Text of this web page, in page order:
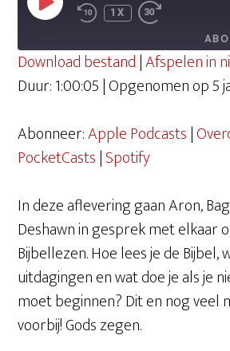
PLAY
EPISODE
1X
Apple Podcasts
RSS FEED
DELEN
LINK
Download bestand|Afspelen in
Duur: 1:00:05|Opgenomen op 5
Abonneer:Apple Podcasts|
PocketCasts|Spotify
In deze aflevering gaan Aron,
Deshawn in gesprek met elkaar
Bijbellezen. Hoe lees je de Bijbel,
uitdagingen en wat doe je als je
moet beginnen? Dit en nog veel
voorbij! Gods zegen.